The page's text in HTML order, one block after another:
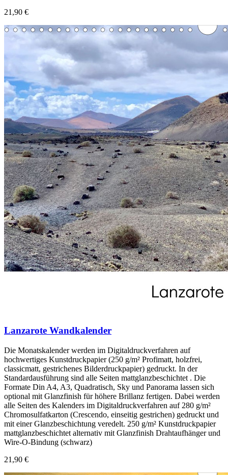
21,90 €
Lanzarote Wandkalender
Die Monatskalender werden im Digitaldruckverfahren auf
hochwertiges Kunstdruckpapier (250 g/m² Profimatt, holzfrei,
classicmatt, gestrichenes Bilderdruckpapier) gedruckt. In der
Standardausführung sind alle Seiten mattglanzbeschichtet . Die
Formate Din A4, A3, Quadratisch, Sky und Panorama lassen sich
optional mit Glanzfinish für höhere Brillanz fertigen. Dabei werden
alle Seiten des Kalenders im Digitaldruckverfahren auf 280 g/m²
Chromosulfatkarton (Crescendo, einseitig gestrichen) gedruckt und
mit einer Glanzbeschichtung veredelt. 250 g/m² Kunstdruckpapier
mattglanzbeschichtet alternativ mit Glanzfinish Drahtaufhänger und
Wire-O-Bindung (schwarz)
21,90 €